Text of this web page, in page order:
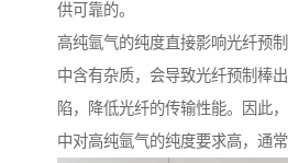
供可靠的。
高纯氩气的纯度直接影响光纤预
中含有杂质，会导致光纤预制棒
陷，降低光纤的传输性能。因此
中对高纯氩气的纯度要求高，通常